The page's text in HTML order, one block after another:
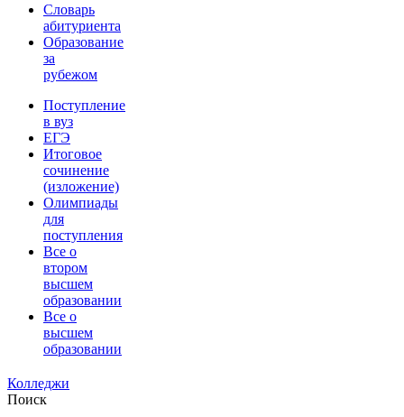
Словарь
абитуриента
Образование
за
рубежом
Поступление
в вуз
ЕГЭ
Итоговое
сочинение
(изложение)
Олимпиады
для
поступления
Все о
втором
высшем
образовании
Все о
высшем
образовании
Колледжи
Поиск